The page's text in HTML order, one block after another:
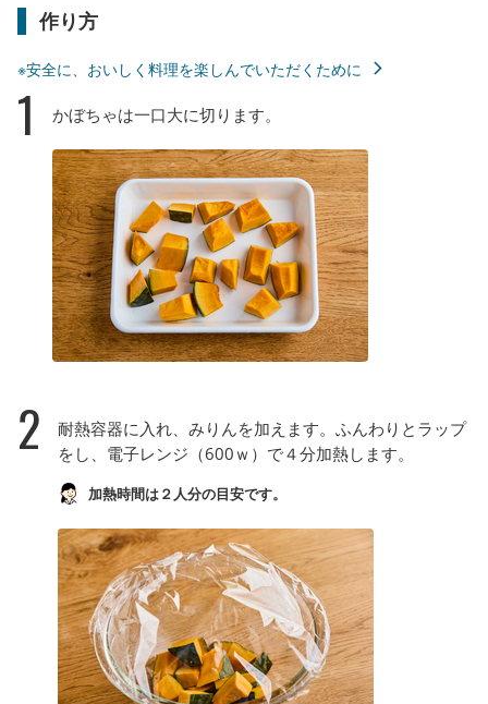
作り方
※安全に、おいしく料理を楽しんでいただくために
1 かぼちゃは一口大に切ります。
2
耐熱容器に入れ、みりんを加えます。ふんわりとラップ
をし、電子レンジ（600ｗ）で４分加熱します。
加熱時間は２人分の目安です。